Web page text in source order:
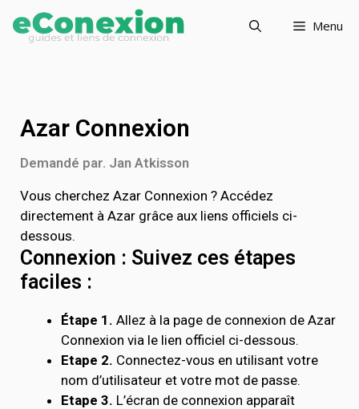
Menu
Azar Connexion
Demandé par. Jan Atkisson
Vous cherchez Azar Connexion ? Accédez
directement à Azar grâce aux liens officiels ci-
dessous.
Connexion : Suivez ces étapes
faciles :
Étape 1. Allez à la page de connexion de Azar
Connexion via le lien officiel ci-dessous.
Etape 2. Connectez-vous en utilisant votre
nom d’utilisateur et votre mot de passe.
Etape 3. L’écran de connexion apparaît